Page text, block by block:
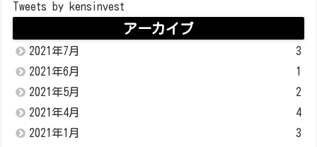
Tweets by kensinvest
アーカイブ
2021年7月
3
2021年6月
1
2021年5月
2
2021年4月
4
2021年1月
3